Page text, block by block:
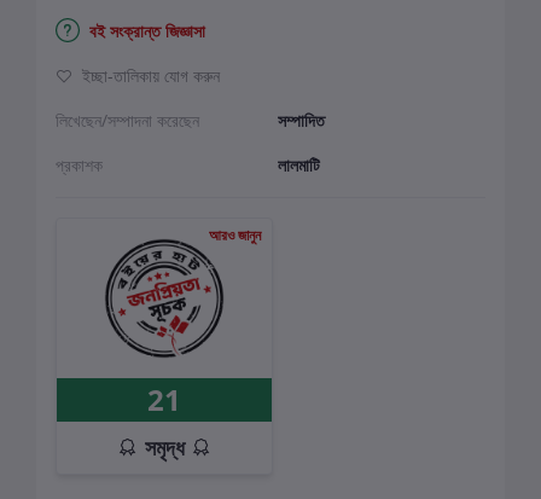
বই সংক্রান্ত জিজ্ঞাসা
ইচ্ছা-তালিকায় যোগ করুন
লিখেছেন/সম্পাদনা করেছেন
সম্পাদিত
প্রকাশক
লালমাটি
আরও জানুন
21
সমৃদ্ধ